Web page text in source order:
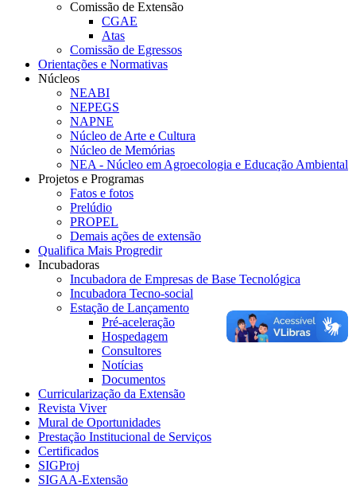
Comissão de Extensão
CGAE
Atas
Comissão de Egressos
Orientações e Normativas
Núcleos
NEABI
NEPEGS
NAPNE
Núcleo de Arte e Cultura
Núcleo de Memórias
NEA - Núcleo em Agroecologia e Educação Ambiental
Projetos e Programas
Fatos e fotos
Prelúdio
PROPEL
Demais ações de extensão
Qualifica Mais Progredir
Incubadoras
Incubadora de Empresas de Base Tecnológica
Incubadora Tecno-social
Estação de Lançamento
Pré-aceleração
Hospedagem
Consultores
Notícias
Documentos
Curricularização da Extensão
Revista Viver
Mural de Oportunidades
Prestação Institucional de Serviços
Certificados
SIGProj
SIGAA-Extensão